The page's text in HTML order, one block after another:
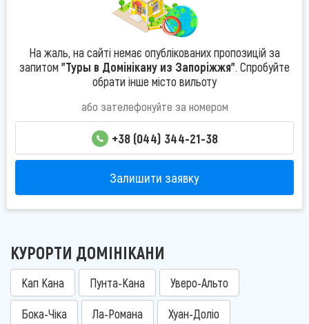
На жаль, на сайті немає опублікованих пропозицій за
запитом "Туры в Домінікану из Запоріжжя". Спробуйте
обрати інше місто вильоту
або зателефонуйте за номером
+38 (044) 344-21-38
Залишити заявку
КУРОРТИ ДОМІНІКАНИ
Кап Кана Пунта-Кана Уверо-Альто
Бока-Чіка Ла-Романа Хуан-Доліо